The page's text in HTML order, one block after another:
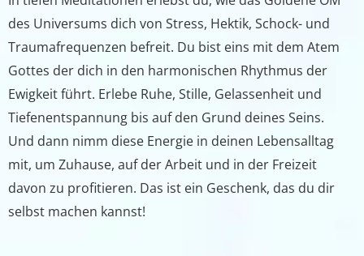
des Universums dich von Stress, Hektik, Schock- und
Traumafrequenzen befreit. Du bist eins mit dem Atem
Gottes der dich in den harmonischen Rhythmus der
Ewigkeit führt. Erlebe Ruhe, Stille, Gelassenheit und
Tiefenentspannung bis auf den Grund deines Seins.
Und dann nimm diese Energie in deinen Lebensalltag
mit, um Zuhause, auf der Arbeit und in der Freizeit
davon zu profitieren. Das ist ein Geschenk, das du dir
selbst machen kannst!